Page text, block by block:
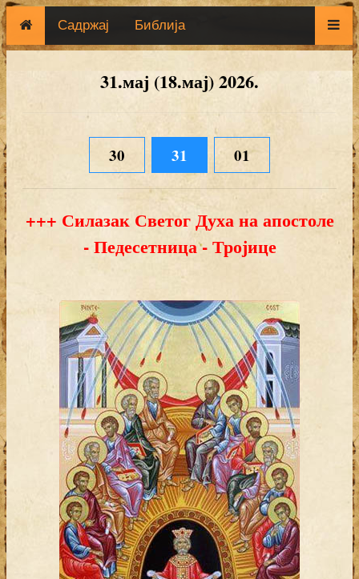
Садржај Библија
31.мај (18.мај) 2026.
30 31 01
+++ Силазак Светог Духа на апостоле
- Педесетница - Тројице